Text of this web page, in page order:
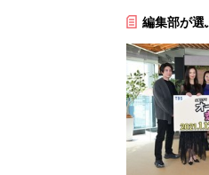
編集部が選